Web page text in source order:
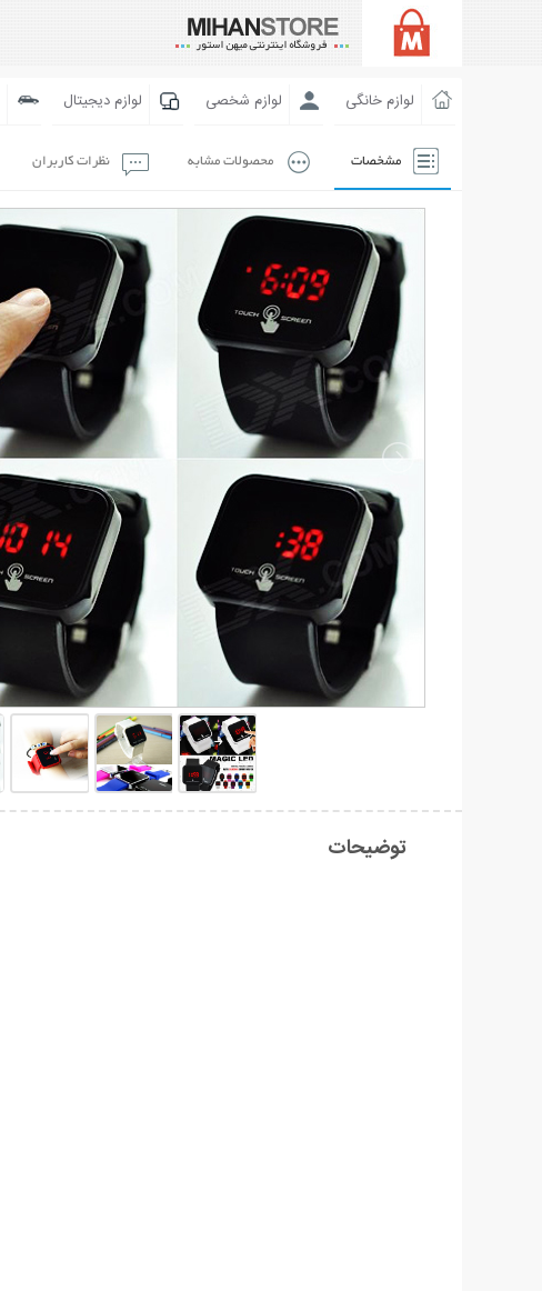
لوازم خانگی لوازم شخصی لوازم دیجیتال
مشخصات محصولات مشابه نظرات کاربران
توضیحات